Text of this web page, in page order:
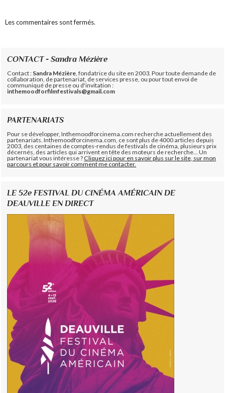
Les commentaires sont fermés.
CONTACT - Sandra Mézière
Contact : Sandra Mézière , fondatrice du site en 2003. Pour toute demande de
collaboration, de partenariat, de services presse, ou pour tout envoi de
communiqué de presse ou d'invitation :
inthemoodforfilmfestivals@gmail.com
PARTENARIATS
Pour se développer, Inthemoodforcinema.com recherche actuellement des
partenariats. Inthemoodforcinema.com, ce sont plus de 4000 articles depuis
2003, des centaines de comptes-rendus de festivals de cinéma, plusieurs prix
décernés, des articles qui arrivent en tête des moteurs de recherche... Un
partenariat vous intéresse ?Cliquez ici pour en savoir plus sur le site, sur mon
parcours et pour savoir comment me contacter.
LE 52e FESTIVAL DU CINÉMA AMÉRICAIN DE
DEAUVILLE EN DIRECT